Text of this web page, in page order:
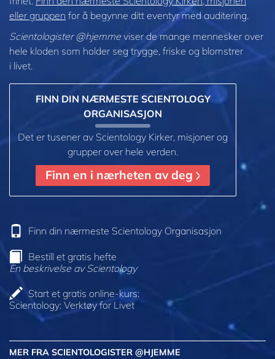
eller gruppen for å begynne ditt eventyr med auditering.
Scientologister @hjemmeviser de mange mennesker over
hele kloden som holder seg trygge, friske og blomstrer
i livet.
FINN DIN NÆRMESTE SCIENTOLOGY
ORGANISASJON
Det er tusener av Scientology Kirker, misjoner og
grupper over hele verden.
Finn en i nærheten av deg
Finn din nærmeste Scientology Organisasjon
Bestill et gratis hefte
En beskrivelse av Scientology
Start et gratis online-kurs:
Scientology: Verktøy for Livet
MER FRA SCIENTOLOGISTER @HJEMME